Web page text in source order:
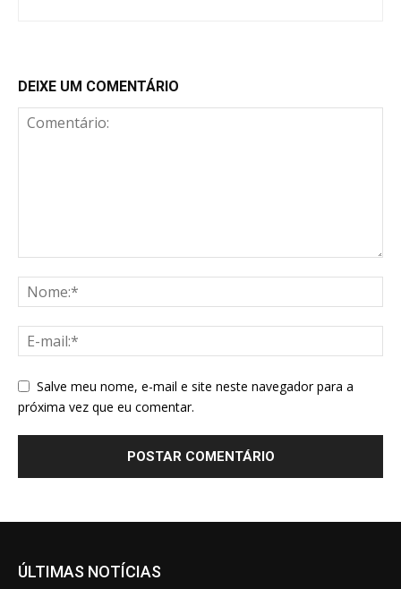
DEIXE UM COMENTÁRIO
Salve meu nome, e-mail e site neste navegador para a
próxima vez que eu comentar.
ÚLTIMAS NOTÍCIAS